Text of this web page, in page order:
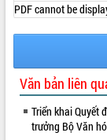
PDF cannot be
Văn bản liên
Triển khai Quyết
trưởng Bộ Văn